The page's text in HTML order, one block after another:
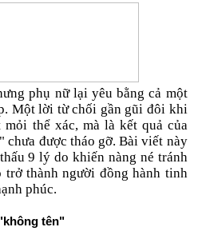
phụ nữ lại yêu bằng cả một
Một lời từ chối gần gũi đôi khi
thể xác, mà là kết quả của
chưa được tháo gỡ. Bài viết này
9 lý do khiến nàng né tránh
trở thành người đồng hành tinh
phúc.
tên"